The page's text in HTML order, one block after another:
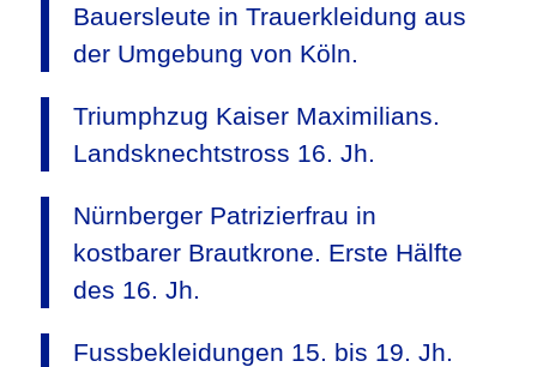
Bauersleute in Trauerkleidung aus
der Umgebung von Köln.
Triumphzug Kaiser Maximilians.
Landsknechtstross 16. Jh.
Nürnberger Patrizierfrau in
kostbarer Brautkrone. Erste Hälfte
des 16. Jh.
Fussbekleidungen 15. bis 19. Jh.